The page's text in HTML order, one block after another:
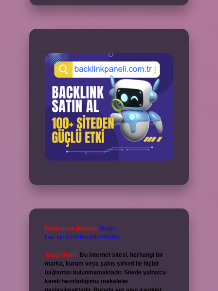
Reklam ve İletişim: Skype:
live:.cid.575569c608265c69
Yasal Uyarı: Bu internet sitesi, herhangi bir
marka, kurum veya şahıs şirketi ile hiçbir
bağlantısı bulunmamaktadır. Sitede yalnızca
kendi hazırladığımız makaleler